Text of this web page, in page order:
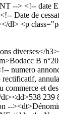
--> <!-- date
Date de
dl> <p
diverses</
B
numero
commerce et des
239
--